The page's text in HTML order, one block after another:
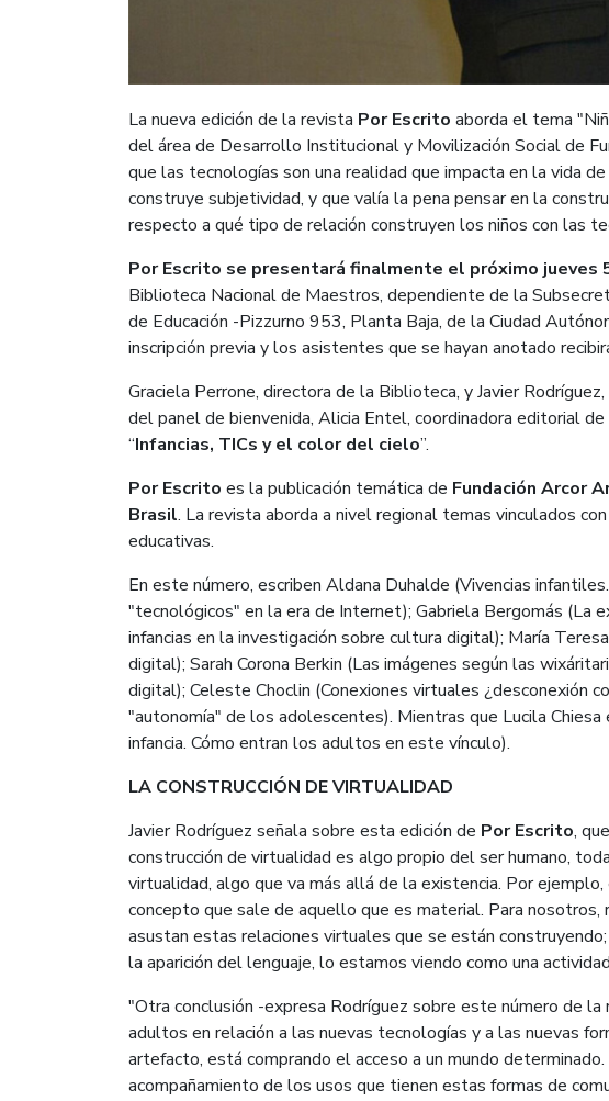
La nueva edición de la revista Por Escrito aborda el tema
del área de Desarrollo Institucional y Movilización Social de
que las tecnologías son una realidad que impacta en la vida
construye subjetividad, y que valía la pena pensar en la
respecto a qué tipo de relación construyen los niños con las
Por Escrito se presentará finalmente el próximo jueves
Biblioteca Nacional de Maestros, dependiente de la
de Educación -Pizzurno 953, Planta Baja, de la Ciudad
inscripción previa y los asistentes que se hayan anotado
Graciela Perrone, directora de la Biblioteca, y Javier
del panel de bienvenida, Alicia Entel, coordinadora editorial
“Infancias, TICs y el color del cielo”.
Por Escrito es la publicación temática de Fundación Arcor
Brasil. La revista aborda a nivel regional temas vinculados
educativas.
En este número, escriben Aldana Duhalde (Vivencias
"tecnológicos" en la era de Internet); Gabriela Bergomás (La
infancias en la investigación sobre cultura digital); María
digital); Sarah Corona Berkin (Las imágenes según las
digital); Celeste Choclin (Conexiones virtuales ¿desconexión
"autonomía" de los adolescentes). Mientras que Lucila
infancia. Cómo entran los adultos en este vínculo).
LA CONSTRUCCIÓN DE VIRTUALIDAD
Javier Rodríguez señala sobre esta edición de Por Escrito,
construcción de virtualidad es algo propio del ser humano,
virtualidad, algo que va más allá de la existencia. Por ejemplo,
concepto que sale de aquello que es material. Para
asustan estas relaciones virtuales que se están
la aparición del lenguaje, lo estamos viendo como una
"Otra conclusión -expresa Rodríguez sobre este número de
adultos en relación a las nuevas tecnologías y a las nuevas
artefacto, está comprando el acceso a un mundo
acompañamiento de los usos que tienen estas formas de